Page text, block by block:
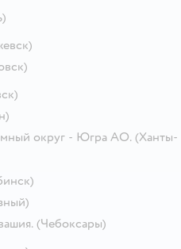
округ - Югра АО. (Ханты-
(Чебоксары)